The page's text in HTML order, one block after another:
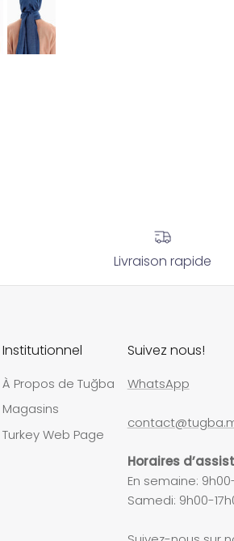
Livraison rapide
Institutionnel
À Propos de Tuğba
Magasins
Turkey Web Page
Suivez nous!
WhatsApp
Horaires
En semaine:
Samedi: 9h00-